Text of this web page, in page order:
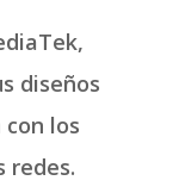
diseños
los
redes.